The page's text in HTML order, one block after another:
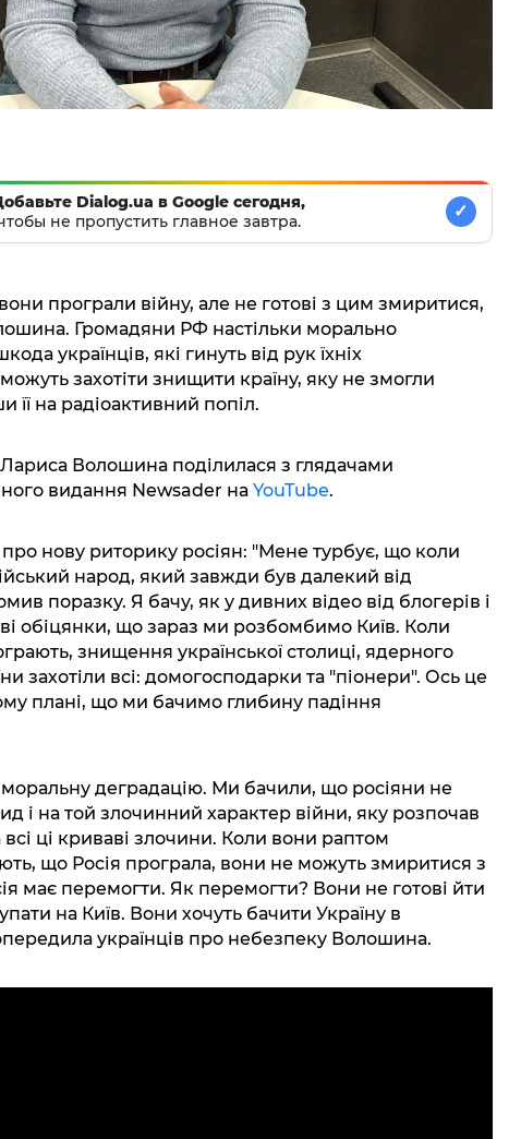
Dialog.ua в Google сегодня,
не пропустить главное завтра.
✓
програли війну, але не готові з цим змиритися,
Громадяни РФ настільки морально
українців, які гинуть від рук їхніх
захотіти знищити країну, яку не змогли
на радіоактивний попіл.
Волошина поділилася з глядачами
видання Newsader на YouTube.
нову риторику росіян: "Мене турбує, що коли
народ, який завжди був далекий від
поразку. Я бачу, як у дивних відео від блогерів і
обіцянки, що зараз ми розбомбимо Київ. Коли
знищення української столиці, ядерного
захотіли всі: домогосподарки та "піонери". Ось це
плані, що ми бачимо глибину падіння
деградацію. Ми бачили, що росіяни не
і на той злочинний характер війни, яку розпочав
всі ці криваві злочини. Коли вони раптом
що Росія програла, вони не можуть змиритися з
має перемогти. Як перемогти? Вони не готові йти
на Київ. Вони хочуть бачити Україну в
українців про небезпеку Волошина.